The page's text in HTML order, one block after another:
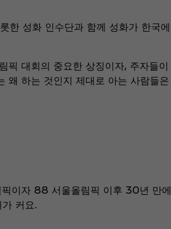
한 성화 인수단과 함께 성화가 한국에
픽 대회의 중요한 상징이자, 주자들이
왜 하는 것인지 제대로 아는 사람들은
이자 88 서울올림픽 이후 30년 만에
커요.